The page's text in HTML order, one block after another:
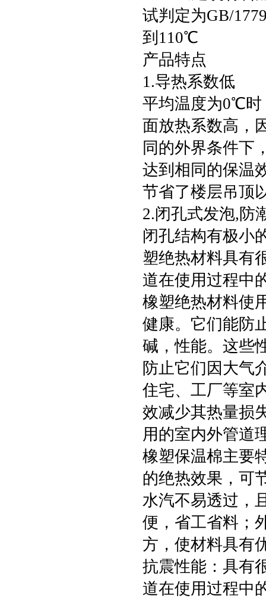
试判定为GB/
到110℃
产品特点
1.导热系数低
平均温度为0℃时
面放热系数高，
同的外界条件下
达到相同的保温
节省了楼层吊顶
2.闭孔式发泡,防
闭孔结构有极小
塑绝热材料具有
道在使用过程中
橡塑绝热材料使
健康。它们能防
碱，性能。这些
防止它们因大气
住宅、工厂等室
效减少其热量损
用的室内外管道
橡塑保温棉主要
的绝热效果，可
水汽不易透过，
便，省工省料；
方，使材料具有
抗震性能：具有
道在使用过程中